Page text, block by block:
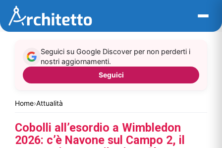
contenuto
Home›Attualità
Seguici su Google Discover per non perderti i
nostri aggiornamenti.
Seguici
Cobolli all’esordio a Wimbledon
2026: c’è Navone sul Campo 2, il